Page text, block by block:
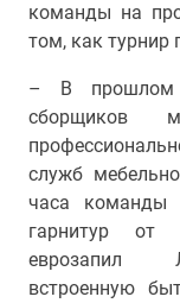
команды на
том, как турнир
– В прошлом
сборщиков
служб
часа команды
гарнитур от
еврозапил
встроенную